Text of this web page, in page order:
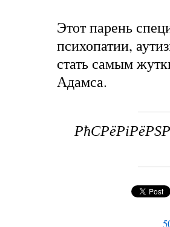
Этот парень
психопатии,
стать самым
Адамса.